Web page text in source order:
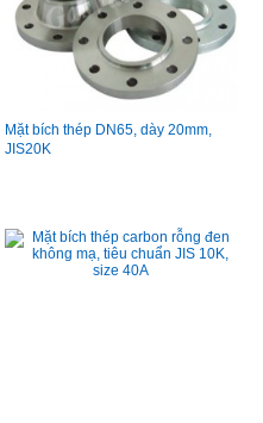
Mặt bích thép DN65, dày 20mm,
JIS20K